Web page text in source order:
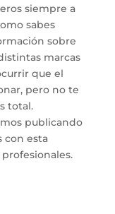
siempre a
sabes
sobre
marcas
que el
pero no te
total.
publicando
con esta